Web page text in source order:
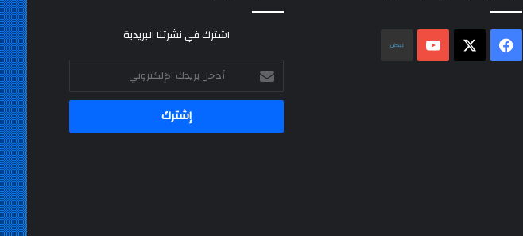
فيسبوك
‫X
‫YouTube
اشترك في نشرتنا البريدية
أدخل
بريدك
الإلكتروني